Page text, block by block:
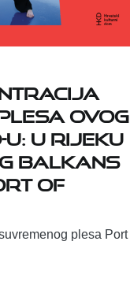
ovog
u Rijeku
Balkans
of
plesa Port